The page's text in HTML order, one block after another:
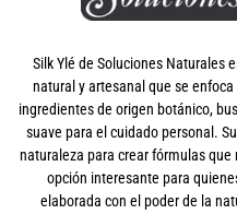
Silk Ylé de Soluciones Naturales
natural y artesanal que se
ingredientes de origen botánico,
suave para el cuidado personal.
naturaleza para crear fórmulas
opción interesante para
elaborada con el poder de la